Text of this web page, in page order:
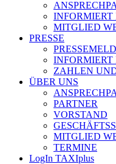
INFORMIERT
MITGLIED
PRESSE
INFORMIERT
ZAHLEN
ÜBER UNS
PARTNER
VORSTAND
MITGLIED
TERMINE
LogIn TAXIplus